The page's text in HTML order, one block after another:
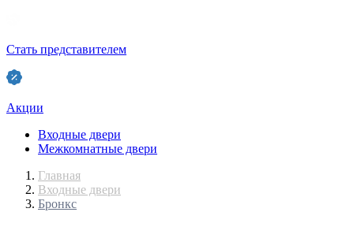
Стать представителем
Акции
Входные двери
Межкомнатные двери
Главная
Входные двери
Бронкс